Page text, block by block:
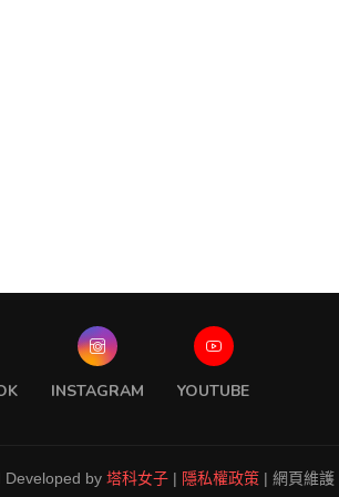
INSTAGRAM YOUTUBE
Developed by 塔科女子| 隱私權政策| 網頁維護